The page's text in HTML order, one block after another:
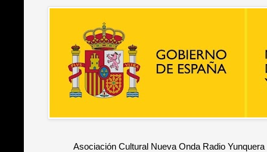
Asociación Cultural Nueva Onda Radio